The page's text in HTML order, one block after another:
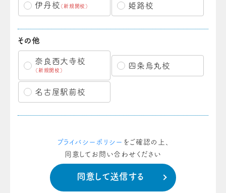
伊丹校 （新規開校） 姫路校
その他
奈良西大寺校
（新規開校）
四条烏丸校
名古屋駅前校
プライバシーポリシー をご確認の上、
同意してお問い合わせください